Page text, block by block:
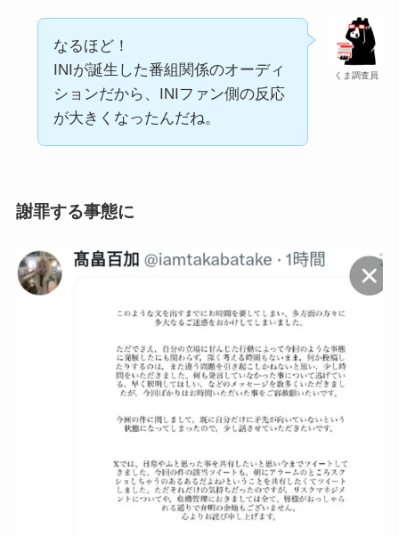
くま調査員
なるほど！
INIが誕生した番組関係のオーディ
ションだから、INIファン側の反応
が大きくなったんだね。
謝罪する事態に